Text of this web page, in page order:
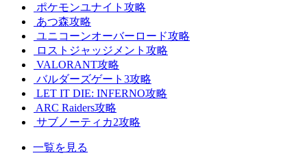
ポケモンユナイト攻略
あつ森攻略
ユニコーンオーバーロード攻略
ロストジャッジメント攻略
VALORANT攻略
バルダーズゲート3攻略
LET IT DIE: INFERNO攻略
ARC Raiders攻略
サブノーティカ2攻略
一覧を見る